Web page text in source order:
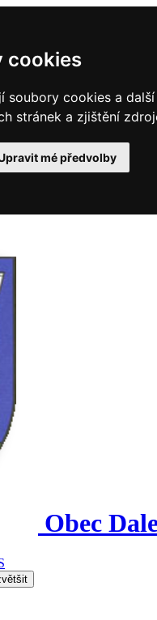
cookies
cookies a
stránek a zjištění
mé předvolby
Obec